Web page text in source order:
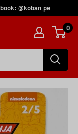
@koban.pe
0